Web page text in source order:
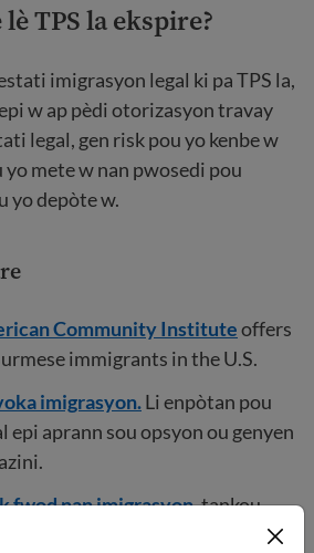
TPS la ekspire?
imigrasyon legal ki pa TPS la,
w ap pèdi otorizasyon travay
legal, gen risk pou yo kenbe w
mete w nan pwosedi pou
yo depòte w.
Community Instituteoffers
immigrants in the U.S.
imigrasyon.Li enpòtan pou
epi aprann sou opsyon ou genyen
fwod nan imigrasyon, tankou